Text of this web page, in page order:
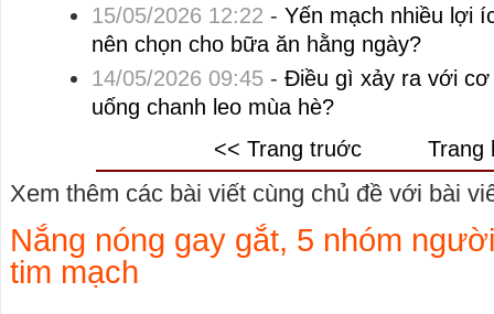
15/05/2026 12:22 - Yến mạch nhiều lợi
nên chọn cho bữa ăn hằng ngày?
14/05/2026 09:45- Điều gì xảy ra với
uống chanh leo mùa hè?
<< Trang truớc
Trang
Xem thêm các bài viết cùng chủ đề với bài
Nắng nóng gay gắt, 5 nhóm
tim mạch